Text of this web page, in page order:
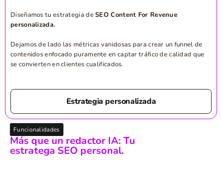
Diseñamos tu estrategia deSEO Content For Revenue
personalizada.
Dejamos de lado las métricas vanidosas para crear un funnel de
contenidos enfocado puramente en captar tráfico de calidad que
se convierten en clientes cualificados.
Estrategia personalizada
Funcionalidades
Más que un redactor IA: Tu
estratega SEO personal.